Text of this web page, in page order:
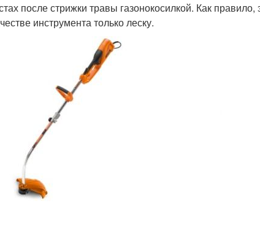
после стрижки травы газонокосилкой. Как правило,
инструмента только леску.